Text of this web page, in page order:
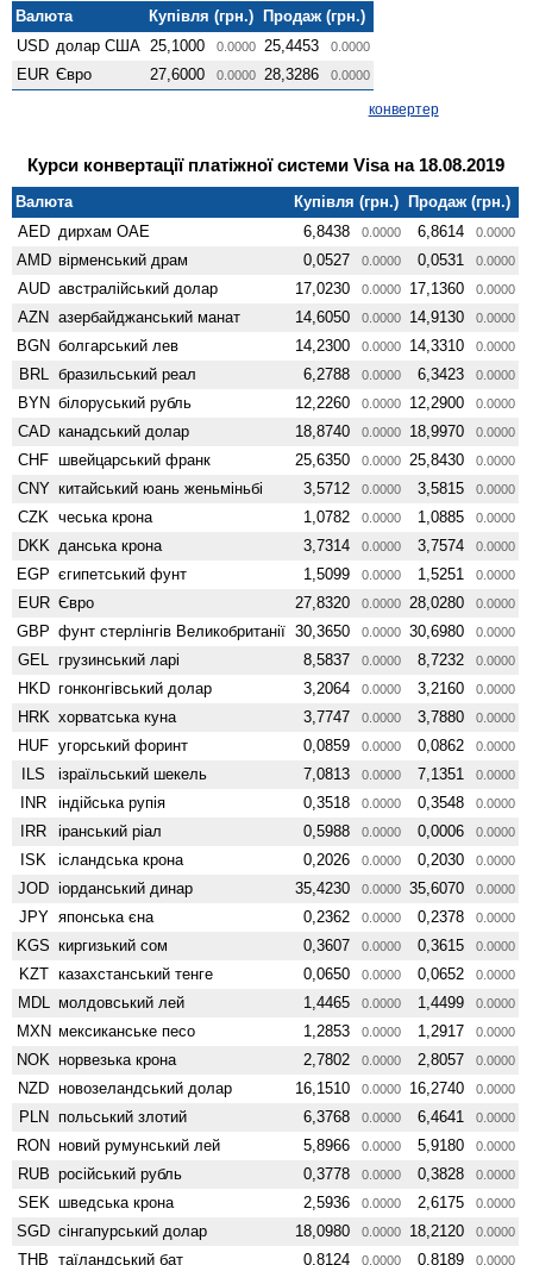
Валюта Купівля (грн.) Продаж (грн.)
USD долар США 25,1000 0.0000 25,4453 0.0000
EUR Євро 27,6000 0.0000 28,3286 0.0000
конвертер
Курси конвертації платіжної системи Visa на 18.08.2019
Валюта Купівля (грн.) Продаж (грн.)
AED дирхам ОАЕ 6,8438 0.0000 6,8614 0.0000
AMD вiрменський драм 0,0527 0.0000 0,0531 0.0000
AUD австралійський долар 17,0230 0.0000 17,1360 0.0000
AZN азербайджанський манат 14,6050 0.0000 14,9130 0.0000
BGN болгарський лев 14,2300 0.0000 14,3310 0.0000
BRL бразильський реал 6,2788 0.0000 6,3423 0.0000
BYN білоруський рубль 12,2260 0.0000 12,2900 0.0000
CAD канадський долар 18,8740 0.0000 18,9970 0.0000
CHF швейцарський франк 25,6350 0.0000 25,8430 0.0000
CNY китайський юань женьмiньбi 3,5712 0.0000 3,5815 0.0000
CZK чеська крона 1,0782 0.0000 1,0885 0.0000
DKK данська крона 3,7314 0.0000 3,7574 0.0000
EGP єгипетський фунт 1,5099 0.0000 1,5251 0.0000
EUR Євро 27,8320 0.0000 28,0280 0.0000
GBP фунт стерлінгів Велико­британії 30,3650 0.0000 30,6980 0.0000
GEL грузинський ларі 8,5837 0.0000 8,7232 0.0000
HKD гонконгівський долар 3,2064 0.0000 3,2160 0.0000
HRK хорватська куна 3,7747 0.0000 3,7880 0.0000
HUF угорський форинт 0,0859 0.0000 0,0862 0.0000
ILS ізраїльський шекель 7,0813 0.0000 7,1351 0.0000
INR індійська рупія 0,3518 0.0000 0,3548 0.0000
IRR іранський ріал 0,5988 0.0000 0,0006 0.0000
ISK ісландська крона 0,2026 0.0000 0,2030 0.0000
JOD іорданський динар 35,4230 0.0000 35,6070 0.0000
JPY японська єна 0,2362 0.0000 0,2378 0.0000
KGS киргизький сом 0,3607 0.0000 0,3615 0.0000
KZT казахстанський тенге 0,0650 0.0000 0,0652 0.0000
MDL молдовський лей 1,4465 0.0000 1,4499 0.0000
MXN мексиканське песо 1,2853 0.0000 1,2917 0.0000
NOK норвезька крона 2,7802 0.0000 2,8057 0.0000
NZD ново­зеландський долар 16,1510 0.0000 16,2740 0.0000
PLN польський злотий 6,3768 0.0000 6,4641 0.0000
RON новий румунський лей 5,8966 0.0000 5,9180 0.0000
RUB російський рубль 0,3778 0.0000 0,3828 0.0000
SEK шведська крона 2,5936 0.0000 2,6175 0.0000
SGD сінгапурський долар 18,0980 0.0000 18,2120 0.0000
THB таїландський бат 0,8124 0.0000 0,8189 0.0000